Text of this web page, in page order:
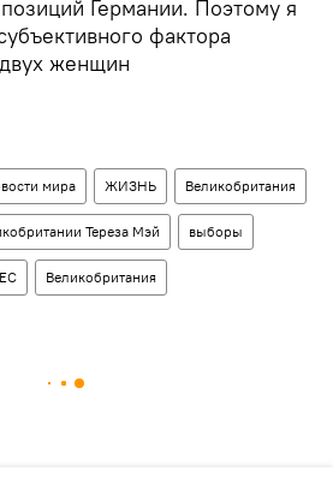
Германии. Поэтому я
фактора
женщин
мира ЖИЗНЬ Великобритания
Тереза Мэй выборы
Великобритания